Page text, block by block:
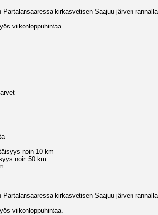
kirkasvetisen Saajuu-järven rannalla
viikonloppuhintaa.
noin 10 km
noin 50 km
kirkasvetisen Saajuu-järven rannalla
viikonloppuhintaa.